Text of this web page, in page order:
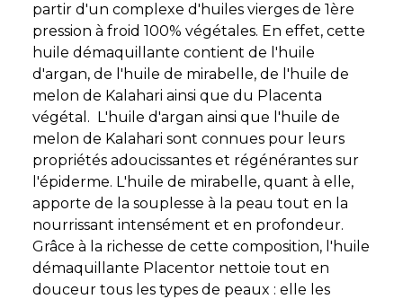
partir d'un complexe d'huiles vierges de 1ère
pression à froid 100% végétales. En effet, cette
huile démaquillante contient de l'huile
d'argan, de l'huile de mirabelle, de l'huile de
melon de Kalahari ainsi que du Placenta
végétal. L'huile d'argan ainsi que l'huile de
melon de Kalahari sont connues pour leurs
propriétés adoucissantes et régénérantes sur
l'épiderme. L'huile de mirabelle, quant à elle,
apporte de la souplesse à la peau tout en la
nourrissant intensément et en profondeur.
Grâce à la richesse de cette composition, l'huile
démaquillante Placentor nettoie tout en
douceur tous les types de peaux : elle les